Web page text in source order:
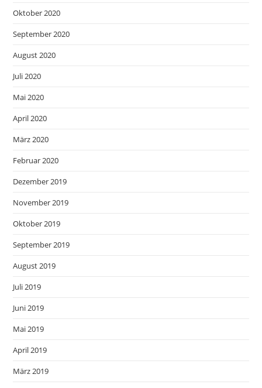
Oktober 2020
September 2020
August 2020
Juli 2020
Mai 2020
April 2020
März 2020
Februar 2020
Dezember 2019
November 2019
Oktober 2019
September 2019
August 2019
Juli 2019
Juni 2019
Mai 2019
April 2019
März 2019